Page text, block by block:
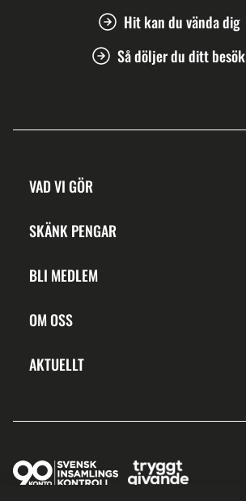
Hit kan du vända dig
Så döljer du ditt besök
VAD VI GÖR
SKÄNK PENGAR
BLI MEDLEM
OM OSS
AKTUELLT